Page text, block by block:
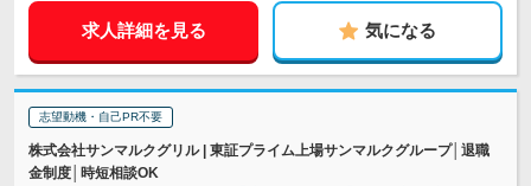
求人詳細を見る 気になる
志望動機・自己PR不要
株式会社サンマルクグリル | 東証プライム上場サンマルクグループ│退職
金制度│時短相談OK